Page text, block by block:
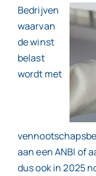
Bedrijven
waarvan
de winst
belast
wordt met
aan een ANBI of
dus ook in 2025